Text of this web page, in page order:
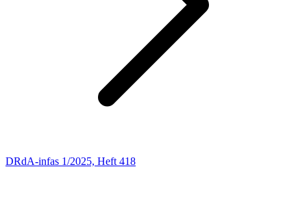
DRdA-infas 1/2025, Heft 418